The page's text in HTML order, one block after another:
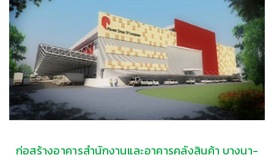
ก่อสร้างอาคารสำนักงานและอาคารคลังสินค้า บางนา-